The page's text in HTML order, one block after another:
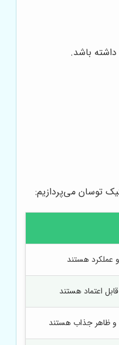
باشد.
توسان می‌پردازیم:
عملکرد هستند
اعتماد هستند
و ظاهر جذاب هستند